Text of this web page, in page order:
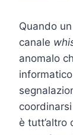
Quando
canale
anomalo
è tutt’altro